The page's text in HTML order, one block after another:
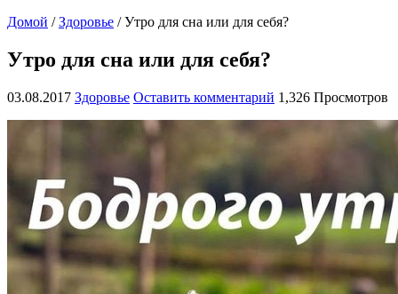
Домой / Здоровье / Утро для сна или для себя?
Утро для сна или для себя?
03.08.2017 Здоровье Оставить комментарий 1,326 Просмотров